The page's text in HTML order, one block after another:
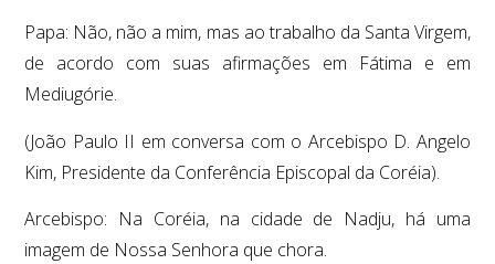
Papa: Não, não a mim, mas ao trabalho da Santa Virgem,
de acordo com suas afirmações em Fátima e em
Mediugórie.
(João Paulo II em conversa com o Arcebispo D. Angelo
Kim, Presidente da Conferência Episcopal da Coréia).
Arcebispo: Na Coréia, na cidade de Nadju, há uma
imagem de Nossa Senhora que chora.